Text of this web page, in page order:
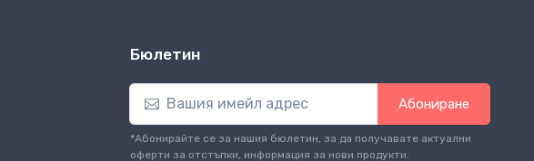
Бюлетин
Абониране
*Абонирайте се за нашия бюлетин, за да получавате актуални
оферти за отстъпки, информация за нови продукти.